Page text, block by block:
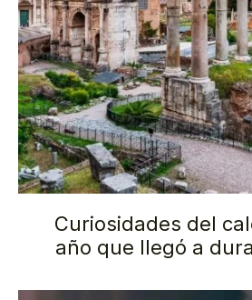
Curiosidades del
año que llegó a